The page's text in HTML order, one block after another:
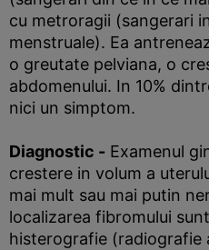
cu metroragii (sangerari
menstruale). Ea
o greutate pelviana, o
abdomenului. In 10%
nici un simptom.
Diagnostic - Examenul
crestere in volum a
mai mult sau mai putin
localizarea fibromului
histerografie (radiografie